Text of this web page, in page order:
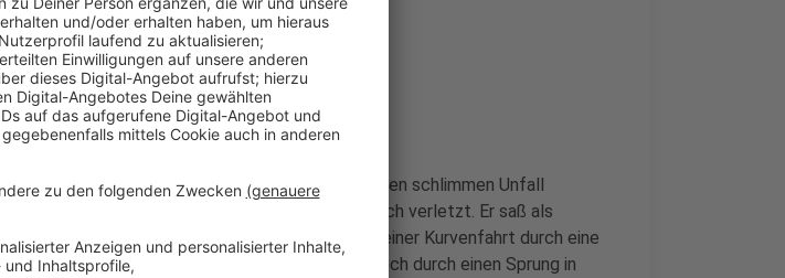
brachte den Schüler nach Münster
des Friedhofs in Ahaus hat es am Mittag einen schlimmen Unfall
wurde ein 14-jähriger Jugendlicher lebensgefährlich verletzt. Er saß als
mit Sand beladenen Mini-LKW, als dieser bei einer Kurvenfahrt durch eine
umkippte. Der Fahrer konnte sich laut Polizei noch durch einen Sprung in